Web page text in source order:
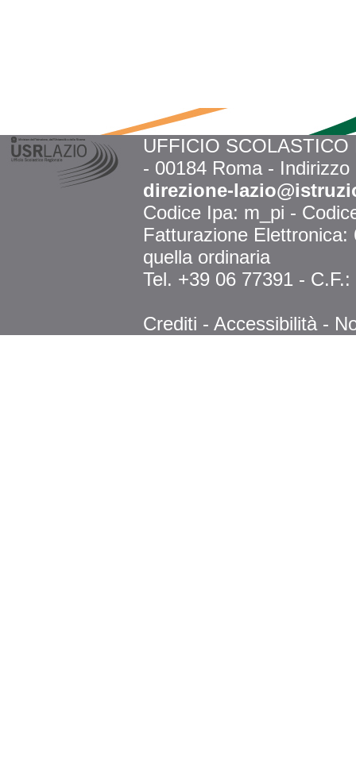
UFFICIO
- 00184 Roma -
direzione-
Codice Ipa: m_pi -
Fatturazione
quella ordinaria
Tel. +39 06 77391 -
Crediti - Accessibilità -